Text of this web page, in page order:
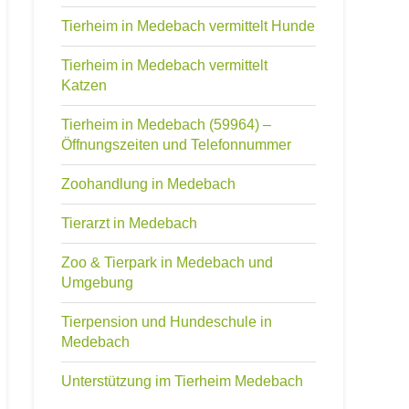
Tierheim in Medebach vermittelt Hunde
Tierheim in Medebach vermittelt
Katzen
Tierheim in Medebach (59964) –
Öffnungszeiten und Telefonnummer
Zoohandlung in Medebach
Tierarzt in Medebach
Zoo & Tierpark in Medebach und
Umgebung
Tierpension und Hundeschule in
Medebach
Unterstützung im Tierheim Medebach